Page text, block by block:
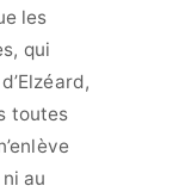
les
qui
toutes
au